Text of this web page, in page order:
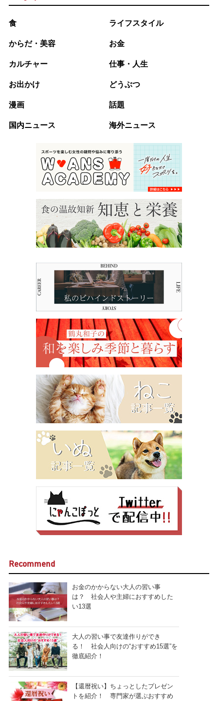
食 ライフスタイル
からだ・美容 お金
カルチャー 仕事・人生
お出かけ どうぶつ
漫画 話題
国内ニュース 海外ニュース
Recommend
お金のかからない大人の習い事
は？ 社会人や主婦におすすめした
い13選
大人の習い事で友達作りができ
る！ 社会人向けの“おすすめ15選”を
徹底紹介！
【還暦祝い】ちょっとしたプレゼン
トを紹介！ 専門家が選ぶおすすめ